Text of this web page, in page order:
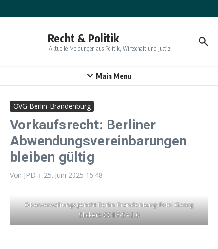
Recht & Politik
Aktuelle Meldungen aus Politik, Wirtschaft und Justiz
Main Menu
OVG Berlin-Brandenburg
Vorkaufsrecht: Berliner
Abwendungsvereinbarungen
bleiben gültig
Von JPD 25. Juni 2025 15:48
Oberverwaltungsgericht Berlin-Brandenburg; Foto: Georg
Slickers CC BY-SA 3.0